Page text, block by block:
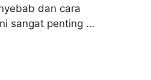
dan cara
sangat penting …